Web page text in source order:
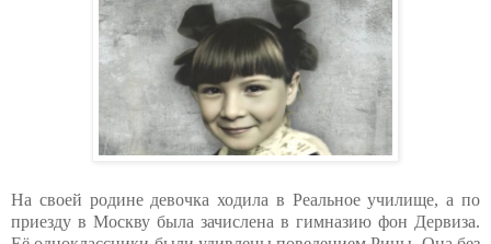
На своей родине девочка ходила в Реальное училище, а по
приезду в Москву была зачислена в гимназию фон Дервиза.